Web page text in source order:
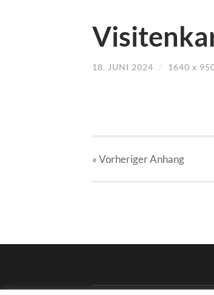
18. JUNI 2024 / 1640 x
« VorherigerAnhang